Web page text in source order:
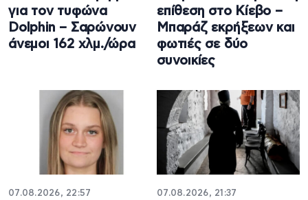
για τον τυφώνα
Dolphin – Σαρώνουν
άνεμοι 162 χλμ./ώρα
επίθεση στο Κίεβο –
Μπαράζ εκρήξεων και
φωτιές σε δύο
συνοικίες
07.08.2026, 22:57 07.08.2026, 21:37